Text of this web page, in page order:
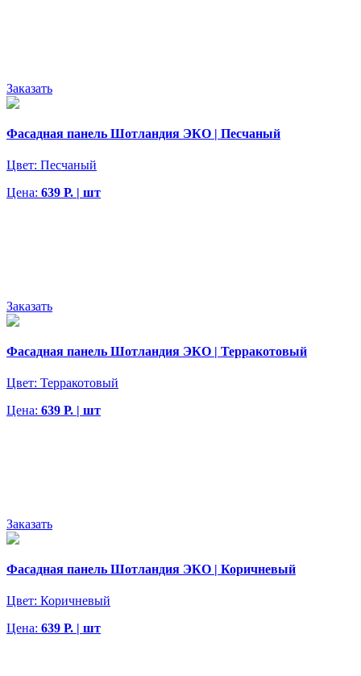
Заказать
Фасадная панель Шотландия ЭКО | Песчаный
Цвет: Песчаный
Цена: 639 Р. | шт
Заказать
Фасадная панель Шотландия ЭКО | Терракотовый
Цвет: Терракотовый
Цена: 639 Р. | шт
Заказать
Фасадная панель Шотландия ЭКО | Коричневый
Цвет: Коричневый
Цена: 639 Р. | шт